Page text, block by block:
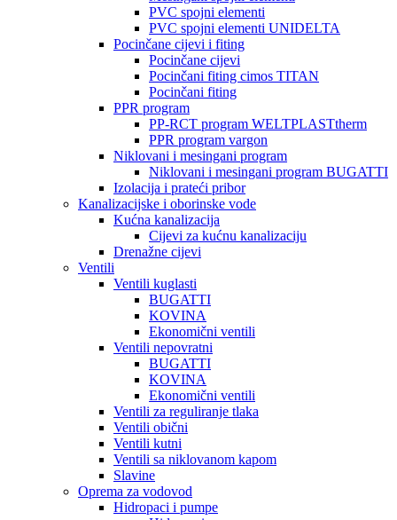
PVC spojni elementi
PVC spojni elementi UNIDELTA
Pocinčane cijevi i fiting
Pocinčane cijevi
Pocinčani fiting cimos TITAN
Pocinčani fiting
PPR program
PP-RCT program WELTPLASTtherm
PPR program vargon
Niklovani i mesingani program
Niklovani i mesingani program BUGATTI
Izolacija i prateći pribor
Kanalizacijske i oborinske vode
Kućna kanalizacija
Cijevi za kućnu kanalizaciju
Drenažne cijevi
Ventili
Ventili kuglasti
BUGATTI
KOVINA
Ekonomični ventili
Ventili nepovratni
BUGATTI
KOVINA
Ekonomični ventili
Ventili za reguliranje tlaka
Ventili obični
Ventili kutni
Ventili sa niklovanom kapom
Slavine
Oprema za vodovod
Hidropaci i pumpe